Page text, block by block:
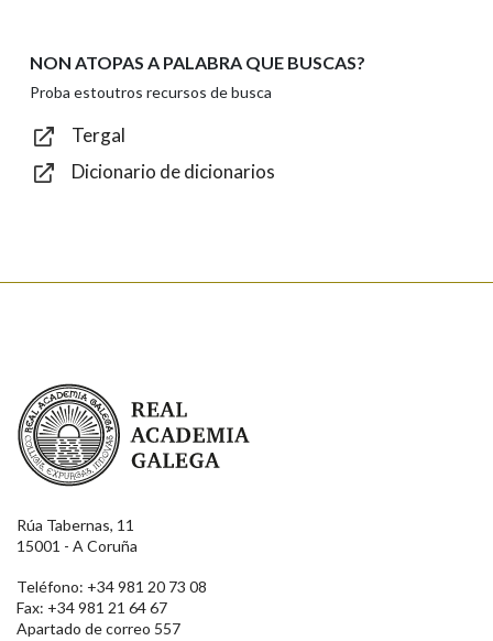
Texto de verificación
NON ATOPAS A PALABRA QUE BUSCAS?
Proba estoutros recursos de busca
Tergal
Dicionario de dicionarios
Real Academia Galega
Rúa Tabernas, 11
15001 - A Coruña
Teléfono: +34 981 20 73 08
Fax: +34 981 21 64 67
Apartado de correo 557